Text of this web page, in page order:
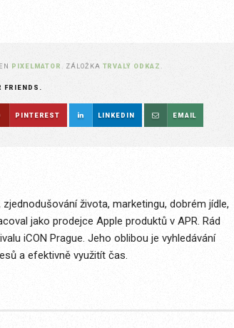
PIXELMATOR . ZÁLOŽKA TRVALÝ ODKAZ
FRIENDS.
PINTEREST LINKEDIN EMAIL
života, marketingu, dobrém jídle,
jako prodejce Apple produktů v APR. Rád
iCON Prague. Jeho oblibou je vyhledávání
a efektivně využitít čas.